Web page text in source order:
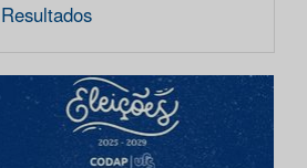
Resultados